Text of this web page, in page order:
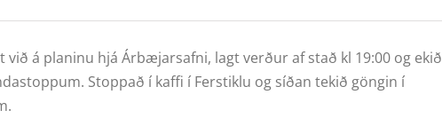
við á planinu hjá Árbæjarsafni, lagt verður af stað kl 19:00 og ekið
Stoppað í kaffi í Ferstiklu og síðan tekið göngin í